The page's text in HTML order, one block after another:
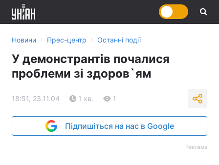
Новини › Прес-центр › Останні події
У демонстрантів почалися
проблеми зі здоров`ям
18:51, 23.11.04 1 хв. 1
Підпишіться на нас в Google
Реклама